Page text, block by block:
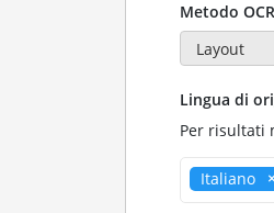
Metodo OCR
Lingua di
Per risultati
Italiano